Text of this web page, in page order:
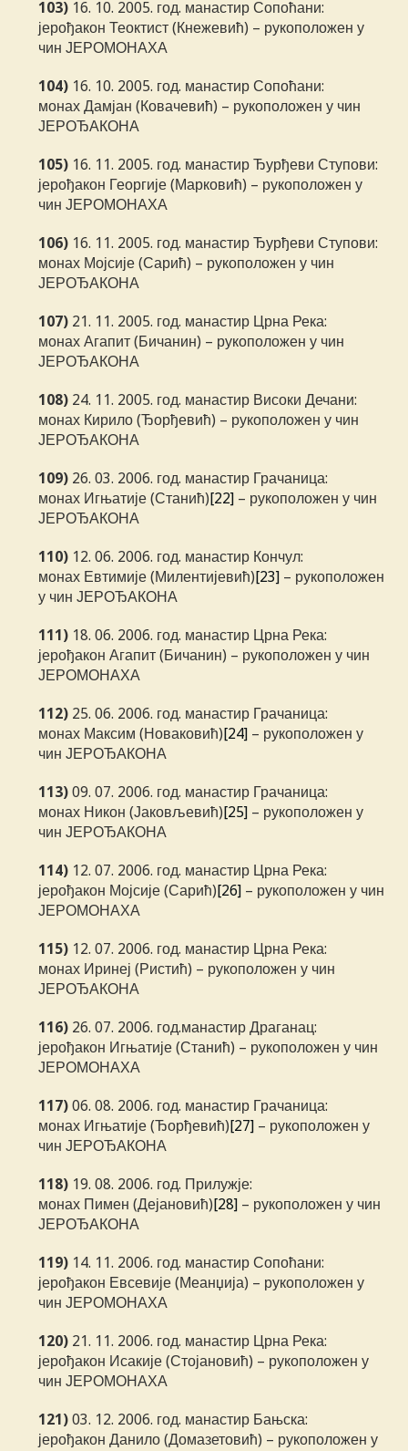
103) 16. 10. 2005. год. манастир Сопоћани:
јерођакон Теоктист (Кнежевић) – рукоположен у
чин ЈЕРОМОНАХА
104) 16. 10. 2005. год. манастир Сопоћани:
монах Дамјан (Ковачевић) – рукоположен у чин
ЈЕРОЂАКОНА
105) 16. 11. 2005. год. манастир Ђурђеви Ступови:
јерођакон Георгије (Марковић) – рукоположен у
чин ЈЕРОМОНАХА
106) 16. 11. 2005. год. манастир Ђурђеви Ступови:
монах Мојсије (Сарић) – рукоположен у чин
ЈЕРОЂАКОНА
107) 21. 11. 2005. год. манастир Црна Река:
монах Агапит (Бичанин) – рукоположен у чин
ЈЕРОЂАКОНА
108) 24. 11. 2005. год. манастир Високи Дечани:
монах Кирило (Ђорђевић) – рукоположен у чин
ЈЕРОЂАКОНА
109) 26. 03. 2006. год. манастир Грачаница:
монах Игњатије (Станић) [22] – рукоположен у чин
ЈЕРОЂАКОНА
110) 12. 06. 2006. год. манастир Кончул:
монах Евтимије (Милентијевић) [23] – рукоположен
у чин ЈЕРОЂАКОНА
111) 18. 06. 2006. год. манастир Црна Река:
јерођакон Агапит (Бичанин) – рукоположен у чин
ЈЕРОМОНАХА
112) 25. 06. 2006. год. манастир Грачаница:
монах Максим (Новаковић) [24] – рукоположен у
чин ЈЕРОЂАКОНА
113) 09. 07. 2006. год. манастир Грачаница:
монах Никон (Јаковљевић) [25] – рукоположен у
чин ЈЕРОЂАКОНА
114) 12. 07. 2006. год. манастир Црна Река:
јерођакон Мојсије (Сарић) [26] – рукоположен у чин
ЈЕРОМОНАХА
115) 12. 07. 2006. год. манастир Црна Река:
монах Иринеј (Ристић) – рукоположен у чин
ЈЕРОЂАКОНА
116) 26. 07. 2006. год.манастир Драганац:
јерођакон Игњатије (Станић) – рукоположен у чин
ЈЕРОМОНАХА
117) 06. 08. 2006. год. манастир Грачаница:
монах Игњатије (Ђорђевић) [27] – рукоположен у
чин ЈЕРОЂАКОНА
118) 19. 08. 2006. год. Прилужје:
монах Пимен (Дејановић) [28] – рукоположен у чин
ЈЕРОЂАКОНА
119) 14. 11. 2006. год. манастир Сопоћани:
јерођакон Евсевије (Меанџија) – рукоположен у
чин ЈЕРОМОНАХА
120) 21. 11. 2006. год. манастир Црна Река:
јерођакон Исакије (Стојановић) – рукоположен у
чин ЈЕРОМОНАХА
121) 03. 12. 2006. год. манастир Бањска:
јерођакон Данило (Домазетовић) – рукоположен у